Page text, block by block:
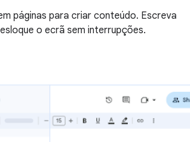
páginas para criar conteúdo. Escreva
o ecrã sem interrupções.